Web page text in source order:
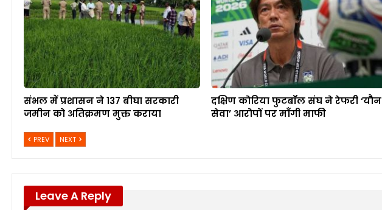
संभल में प्रशासन ने 137 बीघा सरकारी
जमीन को अतिक्रमण मुक्त कराया
दक्षिण कोरिया फुटबॉल संघ ने रेफरी ‘यौन
सेवा’ आरोपों पर माँगी माफी
PREV NEXT
Leave A Reply